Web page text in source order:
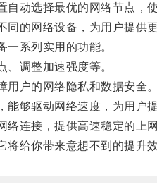
选择最优的网络节点，使
的网络设备，为用户提供更
系列实用的功能。
调整加速强度等。
户的网络隐私和数据安全。
驱动网络速度，为用户提
接，提供高速稳定的上网
给你带来意想不到的提升效